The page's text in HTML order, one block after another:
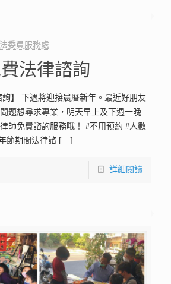
委員服務處
法律諮詢
詢】 下週將迎接農曆新年。最近好朋友
題想尋求專業，明天早上及下週一晚
師免費諮詢服務哦！ #不用預約 #人數
節期間法律諮[…]
詳細閱讀